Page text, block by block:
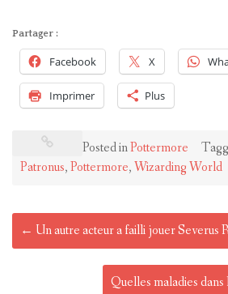
Partager :
Facebook X
Imprimer Plus
Posted inPottermore
Patronus,Pottermore,Wizarding World
Post
navigation
← Un autre acteur a failli jouer Severus
Quelles maladies dans